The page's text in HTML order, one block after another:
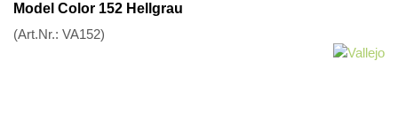
Model Color 152 Hellgrau
(Art.Nr.: VA152)